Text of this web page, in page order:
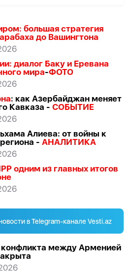
большая стратегия
до Вашингтона
диалог Баку и Еревана
мира-ФОТО
: как Азербайджан меняет
Кавказа - СОБЫТИЕ
Алиева: от войны к
- АНАЛИТИКА
одним из главных итогов
в Telegram-канале Vesti.az
между Арменией